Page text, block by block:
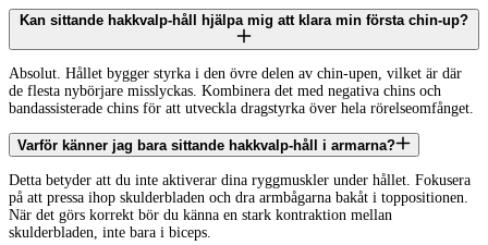
Kan sittande hakkvalp-håll hjälpa mig att klara min första chin-up?
Absolut. Hållet bygger styrka i den övre delen av chin-upen, vilket är där
de flesta nybörjare misslyckas. Kombinera det med negativa chins och
bandassisterade chins för att utveckla dragstyrka över hela rörelseomfånget.
Varför känner jag bara sittande hakkvalp-håll i armarna?
Detta betyder att du inte aktiverar dina ryggmuskler under hållet. Fokusera
på att pressa ihop skulderbladen och dra armbågarna bakåt i toppositionen.
När det görs korrekt bör du känna en stark kontraktion mellan
skulderbladen, inte bara i biceps.